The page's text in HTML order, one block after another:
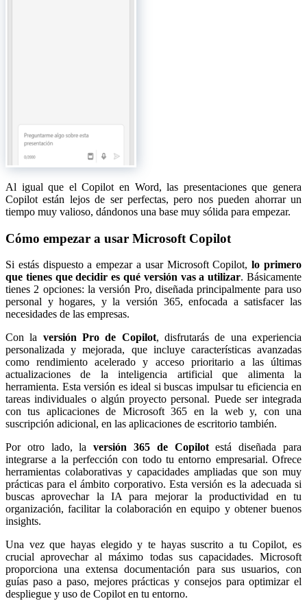
Al igual que el Copilot en Word, las presentaciones que genera
Copilot están lejos de ser perfectas, pero nos pueden ahorrar un
tiempo muy valioso, dándonos una base muy sólida para empezar.
Cómo empezar a usar Microsoft Copilot
Si estás dispuesto a empezar a usar Microsoft Copilot,lo primero
que tienes que decidir es qué versión vas a utilizar. Básicamente
tienes 2 opciones: la versión Pro, diseñada principalmente para uso
personal y hogares, y la versión 365, enfocada a satisfacer las
necesidades de las empresas.
Con la versión Pro de Copilot, disfrutarás de una experiencia
personalizada y mejorada, que incluye características avanzadas
como rendimiento acelerado y acceso prioritario a las últimas
actualizaciones de la inteligencia artificial que alimenta la
herramienta. Esta versión es ideal si buscas impulsar tu eficiencia en
tareas individuales o algún proyecto personal. Puede ser integrada
con tus aplicaciones de Microsoft 365 en la web y, con una
suscripción adicional, en las aplicaciones de escritorio también.
Por otro lado, laversión 365 de Copilotestá diseñada para
integrarse a la perfección con todo tu entorno empresarial. Ofrece
herramientas colaborativas y capacidades ampliadas que son muy
prácticas para el ámbito corporativo. Esta versión es la adecuada si
buscas aprovechar la IA para mejorar la productividad en tu
organización, facilitar la colaboración en equipo y obtener buenos
insights.
Una vez que hayas elegido y te hayas suscrito a tu Copilot, es
crucial aprovechar al máximo todas sus capacidades. Microsoft
proporciona una extensa documentación para sus usuarios, con
guías paso a paso, mejores prácticas y consejos para optimizar el
despliegue y uso de Copilot en tu entorno.